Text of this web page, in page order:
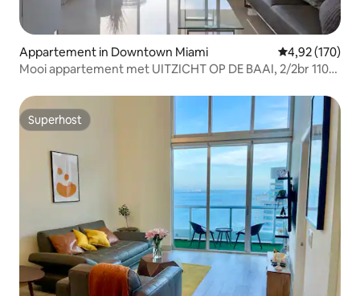
Appartement in Downtown Miami Gemiddelde
4,92 (170)
Mooi appartement met UITZICHT OP DE BAAI, 2/2br 1100
Superhost
Superhost